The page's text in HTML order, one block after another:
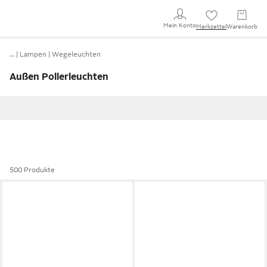
Mein KontoMerkzettel Warenkorb
… Lampen Wegeleuchten
Außen Pollerleuchten
500 Produkte